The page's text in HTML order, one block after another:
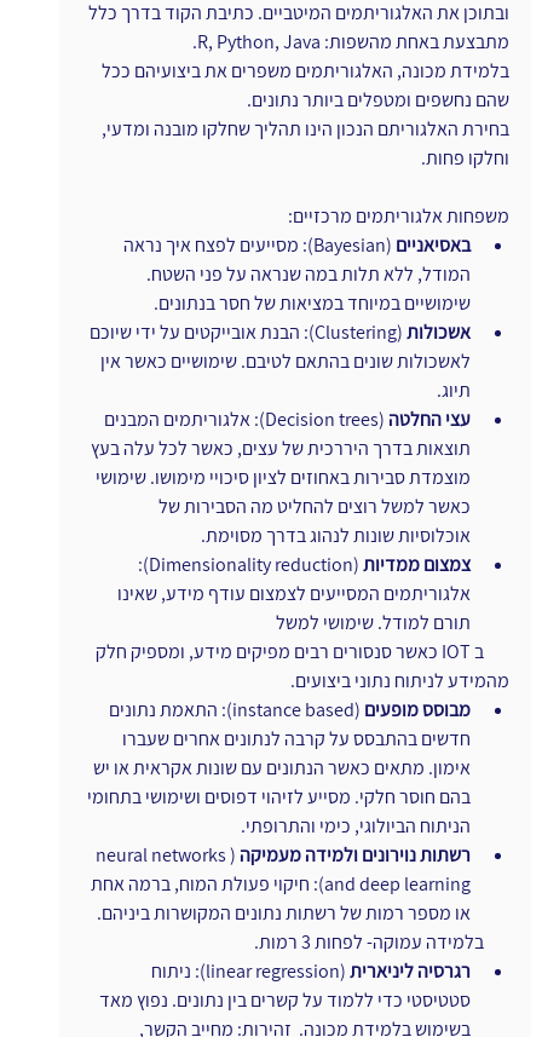
ובתוכן את האלגוריתמים המיטביים. כתיבת הקוד בדרך כלל
מתבצעת באחת מהשפות: R, Python, Java.
בלמידת מכונה, האלגוריתמים משפרים את ביצועיהם ככל
שהם נחשפים ומטפלים ביותר נתונים.
בחירת האלגוריתם הנכון הינו תהליך שחלקו מובנה ומדעי,
וחלקו פחות.
משפחות אלגוריתמים מרכזיים:
באסיאניים
(Bayesian): מסייעים לפצח איך נראה
המודל, ללא תלות במה שנראה על פני השטח.
שימושיים במיוחד במציאות של חסר בנתונים.
אשכולות
(Clustering): הבנת אובייקטים על ידי שיוכם
לאשכולות שונים בהתאם לטיבם. שימושיים כאשר אין
תיוג.
עצי החלטה
(Decision trees): אלגוריתמים המבנים
תוצאות בדרך היררכית של עצים, כאשר לכל עלה בעץ
מוצמדת סבירות באחוזים לציון סיכויי מימושו. שימושי
כאשר למשל רוצים להחליט מה הסבירות של
אוכלוסיות שונות לנהוג בדרך מסוימת.
צמצום ממדיות
(Dimensionality reduction):
אלגוריתמים המסייעים לצמצום עודף מידע, שאינו
תורם למודל. שימושי למשל
       ב IOT כאשר סנסורים רבים מפיקים מידע, ומספיק חלק
מהמידע לניתוח נתוני ביצועים.
מבוסס מופעים
(instance based): התאמת נתונים
חדשים בהתבסס על קרבה לנתונים אחרים שעברו
אימון. מתאים כאשר הנתונים עם שונות אקראית או יש
בהם חוסר חלקי. מסייע לזיהוי דפוסים ושימושי בתחומי
הניתוח הביולוגי, כימי והתרופתי.
רשתות נוירונים ולמידה מעמיקה (neural networks
and deep learning): חיקוי פעולת המוח, ברמה אחת
או מספר רמות של רשתות נתונים המקושרות ביניהם.
רגרסיה ליניארית
(linear regression): ניתוח
סטטיסטי כדי ללמוד על קשרים בין נתונים. נפוץ מאד
בשימוש בלמידת מכונה.  זהירות: מחייב הקשר,